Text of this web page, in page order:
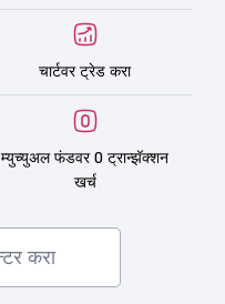
चार्टवर ट्रेड करा
म्युच्युअल फंडवर 0 ट्रान्झॅक्शन
खर्च